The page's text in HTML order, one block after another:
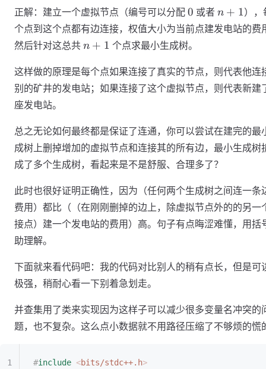
正解：建立一个虚拟节点（编号可以分配 0
0 或者 n+1
n + 1），
个点到这个点都有边连接，权值大小为当前点建发电站的费
然后针对这总共 n+1
n + 1 个点求最小生成树。
这样做的原理是每个点如果连接了真实的节点，则代表他连
别的矿井的发电站；如果连接了这个虚拟节点，则代表新建
座发电站。
总之无论如何最终都是保证了连通，你可以尝试在建完的最
成树上删掉增加的虚拟节点和连接其的所有边，最小生成树
成了多个生成树，看起来是不是舒服、合理多了？
此时也很好证明正确性，因为（任何两个生成树之间连一条
费用）都比（（在刚刚删掉的边上，除虚拟节点外的的另一
接点）建一个发电站的费用）高。句子有点晦涩难懂，用括
助理解。
下面就来看代码吧：我的代码对比别人的稍有点长，但是可
极强，稍耐心看一下别着急划走。
并查集用了类来实现因为这样子可以减少很多变量名冲突的
题，也不复杂。这么点小数据就不用路径压缩了不够烦的慌
#include <bits/stdc++.h>